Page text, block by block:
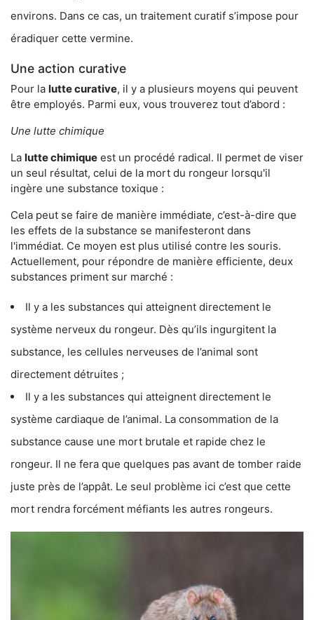
environs. Dans ce cas, un traitement curatif s’impose pour
éradiquer cette vermine.
Une action curative
Pour la lutte curative, il y a plusieurs moyens qui peuvent
être employés. Parmi eux, vous trouverez tout d’abord :
Une lutte chimique
La lutte chimique est un procédé radical. Il permet de viser
un seul résultat, celui de la mort du rongeur lorsqu'il
ingère une substance toxique :
Cela peut se faire de manière immédiate, c’est-à-dire que
les effets de la substance se manifesteront dans
l'immédiat. Ce moyen est plus utilisé contre les souris.
Actuellement, pour répondre de manière efficiente, deux
substances priment sur marché :
Il y a les substances qui atteignent directement le
système nerveux du rongeur. Dès qu’ils ingurgitent la
substance, les cellules nerveuses de l’animal sont
directement détruites ;
Il y a les substances qui atteignent directement le
système cardiaque de l’animal. La consommation de la
substance cause une mort brutale et rapide chez le
rongeur. Il ne fera que quelques pas avant de tomber raide
juste près de l’appât. Le seul problème ici c’est que cette
mort rendra forcément méfiants les autres rongeurs.